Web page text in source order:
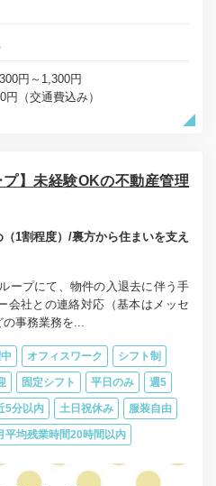
円～1,300円
円（交通費込み）
プ】未経験OKの不動産管理
1割程度）/裏方から住まいを支え
ープにて、物件の入退去に伴う手
会社との連絡対応（基本はメッセ
の事務業務を...
オフィスワーク シフト制
固定シフト 平日のみ 週5
5分以内 土日祝休み 服装自由
平均残業時間20時間以内